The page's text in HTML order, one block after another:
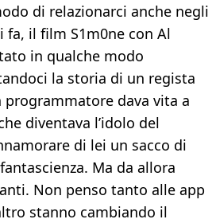
di relazionarci anche negli
fa, il film S1m0ne con Al
in qualche modo
la storia di un regista
programmatore dava vita a
diventava l’idolo del
di lei un sacco di
Ma da allora
Non penso tanto alle app
stanno cambiando il